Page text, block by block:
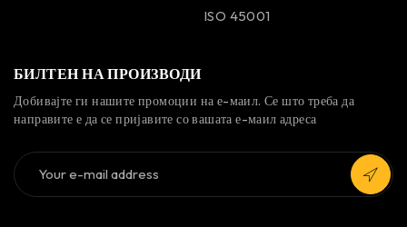
ISO 45001
БИЛТЕН НА ПРОИЗВОДИ
Добивајте ги нашите промоции на е-маил. Се што треба да
направите е да се пријавите со вашата е-маил адреса